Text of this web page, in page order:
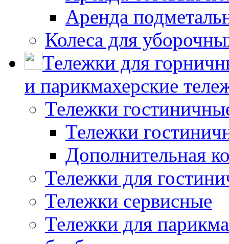
Аренда
Колеса для
Тележки для
и парикмахерские
Тележки
Тележки
Дополнительная
Тележки для
Тележки сервисные
Тележки для